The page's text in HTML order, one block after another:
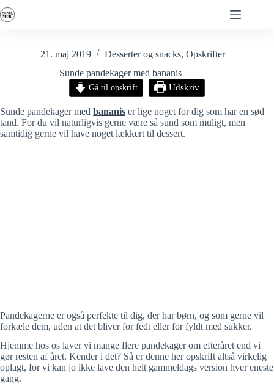
til
21. maj 2019 Desserter og snacks,Opskrifter
Sunde pandekager med bananis
Gå til opskrift Udskriv
Sunde pandekager med bananis er lige noget for dig som har en sød
tand. For du vil naturligvis gerne være så sund som muligt, men
samtidig gerne vil have noget lækkert til dessert.
Pandekagerne er også perfekte til dig, der har børn, og som gerne vil
forkæle dem, uden at det bliver for fedt eller for fyldt med sukker.
Hjemme hos os laver vi mange flere pandekager om efteråret end vi
gør resten af året. Kender i det? Så er denne her opskrift altså virkelig
oplagt, for vi kan jo ikke lave den helt gammeldags version hver eneste
gang.